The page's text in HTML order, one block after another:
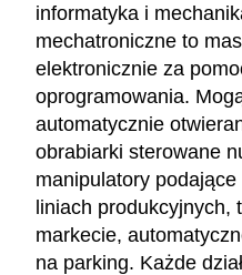
informatyka i
mechatroniczne to
elektronicznie za
oprogramowania.
automatycznie
obrabiarki sterowane
manipulatory
liniach produkcyjnych,
markecie,
na parking. Każde